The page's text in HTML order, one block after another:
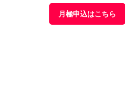
月極申込はこちら